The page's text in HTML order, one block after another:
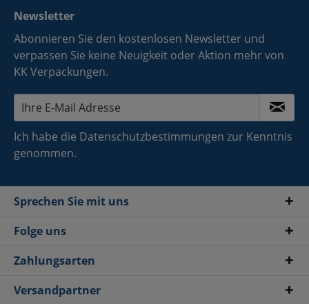
Newsletter
Abonnieren Sie den kostenlosen Newsletter und
verpassen Sie keine Neuigkeit oder Aktion mehr von
KK Verpackungen.
Ich habe die Datenschutzbestimmungen zur Kenntnis
genommen.
Sprechen Sie mit uns
Folge uns
Zahlungsarten
Versandpartner